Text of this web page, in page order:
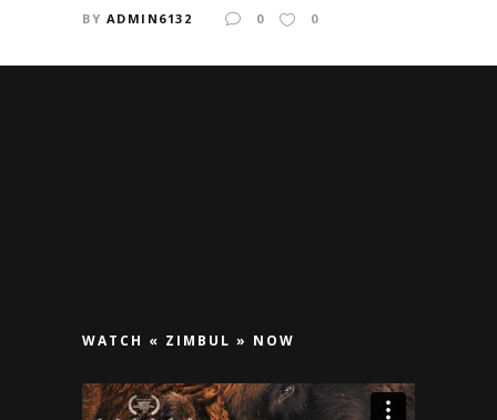
BY ADMIN6132 0 0
WATCH « ZIMBUL » NOW